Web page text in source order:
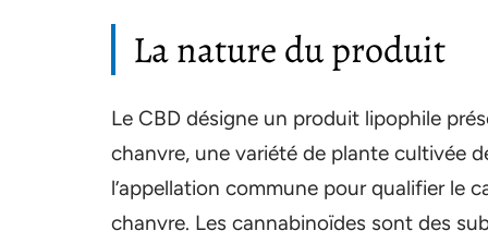
La nature du produit
Le CBD désigne un produit lipophile
chanvre, une variété de plante cultivée
l’appellation commune pour qualifier le
chanvre. Les cannabinoïdes sont des